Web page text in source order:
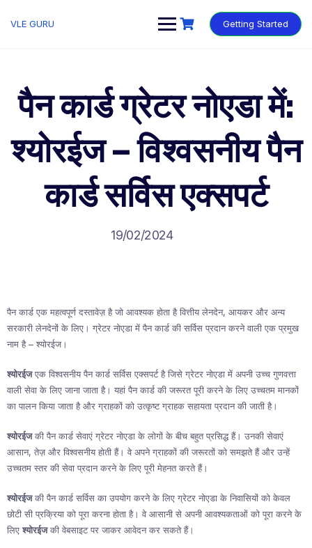
VLE GURU Getting Started
पैन कार्ड ग्रेटर नोएडा में:
श्योरईज – विश्वसनीय पैन
कार्ड सर्विस एक्सपर्ट
19/02/2024
पैन कार्ड एक महत्वपूर्ण दस्तावेज़ है जो आवश्यक होता है वित्तीय लेनदेन, आयकर और अन्य
सरकारी लेनदेनों के लिए। ग्रेटर नोएडा में पैन कार्ड की सर्विस प्रदान करने वाली एक प्रमुख
नाम है – श्योरईज।
श्योरईजएक विश्वसनीय पैन कार्ड सर्विस एक्सपर्ट है जिसे ग्रेटर नोएडा में अपनी उच्च गुणवत्ता
वाली सेवा के लिए जाना जाता है। यहां पैन कार्ड की जरूरत पूरी करने के लिए उच्चतम मानकों
का पालन किया जाता है और ग्राहकों को उत्कृष्ट ग्राहक सहायता प्रदान की जाती है।
श्योरईजकी पैन कार्ड सेवाएं ग्रेटर नोएडा के लोगों के बीच बहुत प्रसिद्ध हैं। उनकी सेवाएं
आसान, तेज़ और विश्वसनीय होती हैं। वे अपने ग्राहकों की जरूरतों को समझते हैं और उन्हें
उच्चतम स्तर की सेवा प्रदान करने के लिए पूरी मेहनत करते हैं।
श्योरईजकी पैन कार्ड सर्विस का उपयोग करने के लिए ग्रेटर नोएडा के निवासियों को केवल
छोटी सी प्रक्रिया को पूरा करना होता है। वे आसानी से अपनी आवश्यकताओं को पूरा करने के
लिए श्योरईजकी वेबसाइट पर जाकर आवेदन कर सकते हैं।